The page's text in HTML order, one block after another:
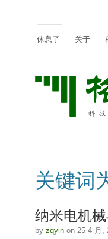
休息了 关于
关键词
纳米电机
by zqyinon 25 4 月,